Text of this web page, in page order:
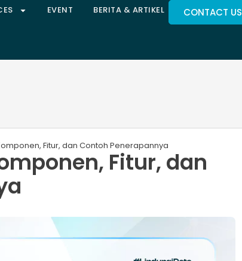
EVENT BERITA & ARTIKEL CONTACT US
Fitur, dan Contoh Penerapannya
Fitur, dan